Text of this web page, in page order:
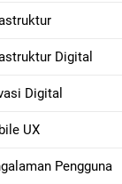
Digital
Digital
UX
Pengguna